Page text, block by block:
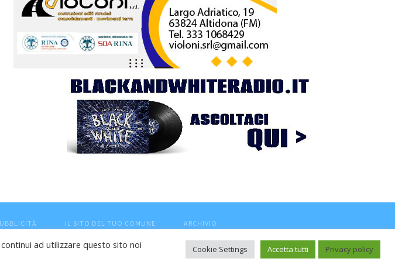
IL SITO DEL TUO COMUNE ARCHIVIO
- Testata giornalistica, aut. Trib.Fermo n.04/2010 del 05/08/2010
ad utilizzare questo sito noi
Cookie Settings Accetta tutti Privacy policy